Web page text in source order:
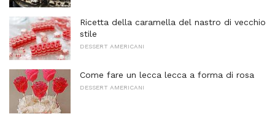
Ricetta della caramella del nastro di vecchio
stile
DESSERT AMERICANI
Come fare un lecca lecca a forma di rosa
DESSERT AMERICANI